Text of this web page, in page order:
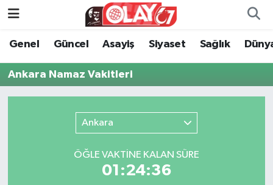
Genel Güncel Asayiş Siyaset Sağlık
Ankara Namaz Vakitleri
Ankara
ÖĞLE VAKTİNE KALAN SÜRE
01:24:36
KATEGORİSİZ
ANA SAYFA
Genel
Güncel
Zonguldak Nöbetçi Eczaneler
Zonguldak Hava Durumu
Süper Lig Puan Durumu ve Fikstür